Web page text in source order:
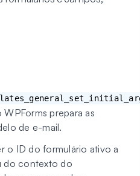
prepara as
de e-mail.
o ID do formulário ativo a
do contexto do